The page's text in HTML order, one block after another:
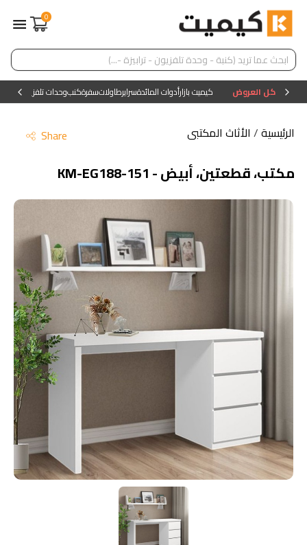
0
كل العروض كيميت بازارأدوات المائدةسرايرطاولاتسفرةكنبوحدات تلفزيون
الرئيسية/ الأثاث المكتبى Share
مكتب، قطعتين، أبيض - KM-EG188-151